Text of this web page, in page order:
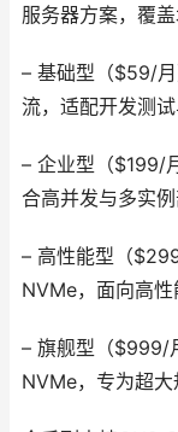
服务器方案，覆
– 基础型（$59/
流，适配开发测
– 企业型（$199/
合高并发与多实
– 高性能型（
NVMe，面向高
– 旗舰型（$999/
NVMe，专为超